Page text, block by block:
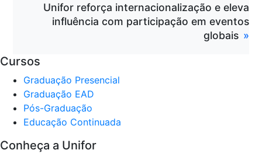
Unifor reforça internacionalização e eleva
influência com participação em eventos
globais
Cursos
Graduação Presencial
Graduação EAD
Pós-Graduação
Educação Continuada
Conheça a Unifor